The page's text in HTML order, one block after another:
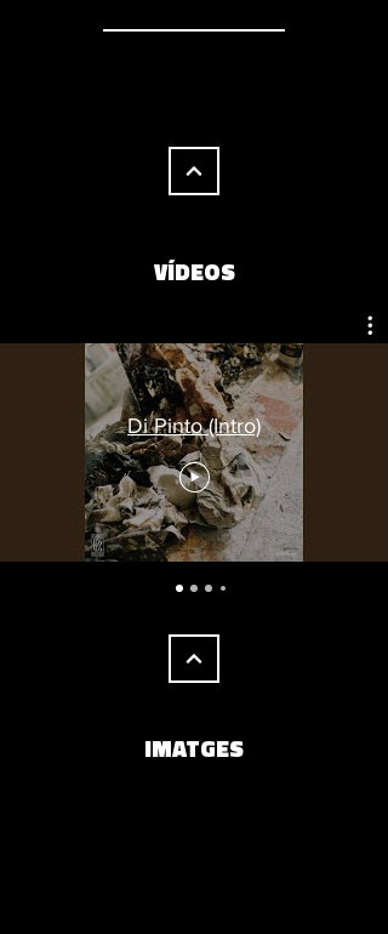
VÍDEOS
Di Pinto (Intro)
IMATGES